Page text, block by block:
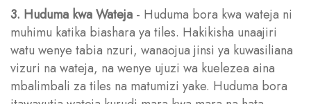
3. Huduma kwa Wateja - Huduma bora kwa wateja ni
muhimu katika biashara ya tiles. Hakikisha unaajiri
watu wenye tabia nzuri, wanaojua jinsi ya kuwasiliana
vizuri na wateja, na wenye ujuzi wa kuelezea aina
mbalimbali za tiles na matumizi yake. Huduma bora